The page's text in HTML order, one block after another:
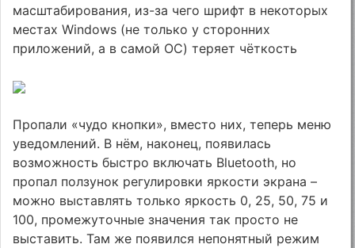
масштабирования, из-за чего шрифт в некоторых
местах Windows (не только у сторонних
приложений, а в самой ОС) теряет чёткость
Пропали «чудо кнопки», вместо них, теперь меню
уведомлений. В нём, наконец, появилась
возможность быстро включать Bluetooth, но
пропал ползунок регулировки яркости экрана –
можно выставлять только яркость 0, 25, 50, 75 и
100, промежуточные значения так просто не
выставить. Там же появился непонятный режим